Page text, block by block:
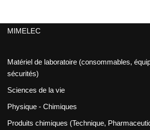
MIMELEC
Matériel de laboratoire (consommables,
sécurités)
Sciences de la vie
Physique - Chimiques
Produits chimiques (Technique,